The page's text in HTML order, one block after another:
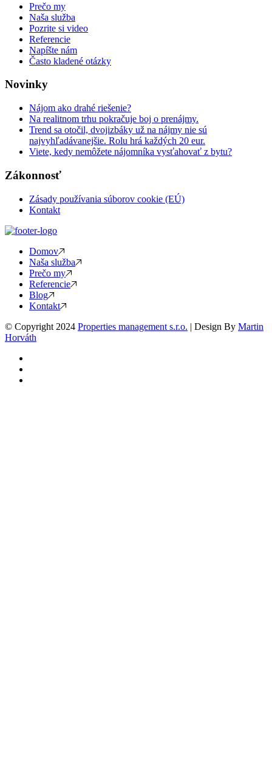
Prečo my
Naša služba
Pozrite si video
Referencie
Napíšte nám
Často kladené otázky
Novinky
Nájom ako drahé riešenie?
Na realitnom trhu pokračuje boj o prenájmy.
Trend sa otočil, dvojizbáky už na nájmy nie sú
najvyhľadávanejšie. Rolu hrá každých 20 eur.
Viete, kedy nemôžete nájomníka vysťahovať z bytu?
Zákonnosť
Zásady používania súborov cookie (EÚ)
Kontakt
Domov
Naša služba
Prečo my
Referencie
Blog
Kontakt
© Copyright 2024 Properties management s.r.o. | Design By Martin
Horváth